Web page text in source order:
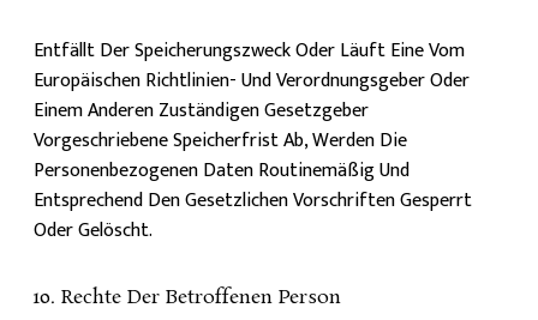
Entfällt Der Speicherungszweck Oder Läuft Eine Vom
Europäischen Richtlinien- Und Verordnungsgeber Oder
Einem Anderen Zuständigen Gesetzgeber
Vorgeschriebene Speicherfrist Ab, Werden Die
Personenbezogenen Daten Routinemäßig Und
Entsprechend Den Gesetzlichen Vorschriften Gesperrt
Oder Gelöscht.
10. Rechte Der Betroffenen Person